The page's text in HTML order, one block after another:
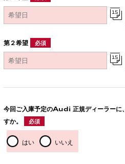
第２希望 必須
今回ご入庫予定のAudi 正規ディーラーに
すか。
必須
はい いいえ